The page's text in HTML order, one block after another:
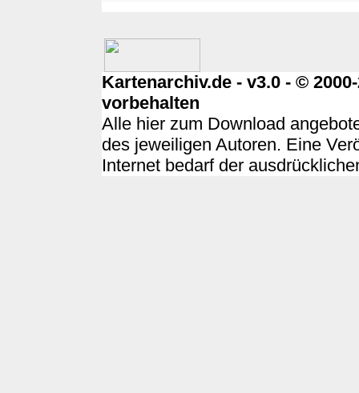
Kartenarchiv.de - v3.0 - ©
vorbehalten
Alle hier zum Download
des jeweiligen Autoren. Eine
Internet bedarf der